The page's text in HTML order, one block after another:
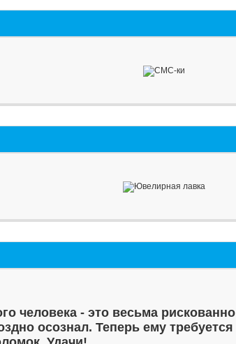
человека - это весьма рискованно
осознал. Теперь ему требуется